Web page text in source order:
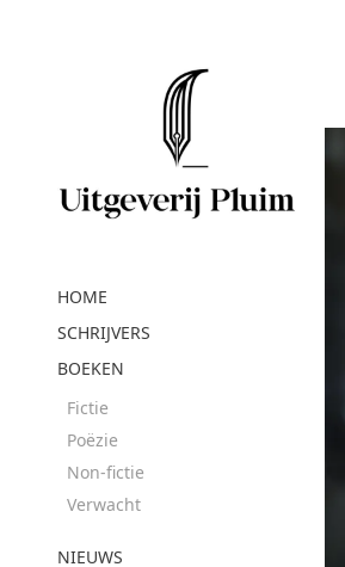
HOME
SCHRIJVERS
BOEKEN
Fictie
Poëzie
Non-fictie
Verwacht
NIEUWS